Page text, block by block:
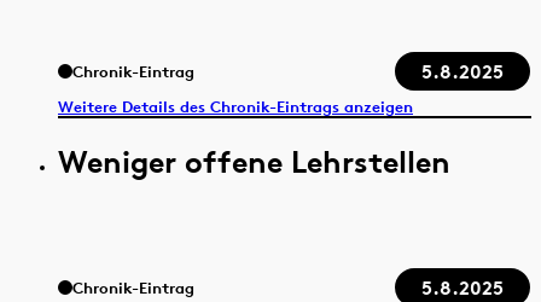
Chronik-Eintrag 5.8.2025
Weitere Details des Chronik-Eintrags anzeigen
Weniger offene Lehrstellen
Chronik-Eintrag 5.8.2025